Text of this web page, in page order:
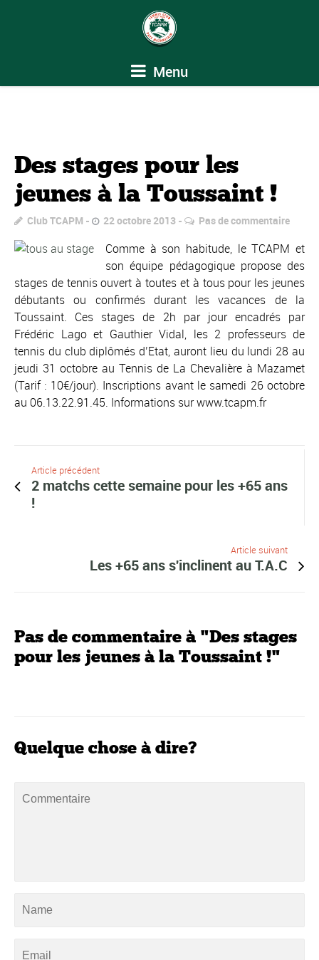
Menu
Des stages pour les
jeunes à la Toussaint !
Club TCAPM 22 octobre 2013 Pas de commentaire
Comme à son habitude, le TCAPM et
son équipe pédagogique propose des
stages de tennis ouvert à toutes et à tous pour les jeunes
débutants ou confirmés durant les vacances de la
Toussaint. Ces stages de 2h par jour encadrés par
Frédéric Lago et Gauthier Vidal, les 2 professeurs de
tennis du club diplômés d’Etat, auront lieu du lundi 28 au
jeudi 31 octobre au Tennis de La Chevalière à Mazamet
(Tarif : 10€/jour). Inscriptions avant le samedi 26 octobre
au 06.13.22.91.45. Informations sur www.tcapm.fr
Article précédent
2 matchs cette semaine pour les +65 ans
!
Article suivant
Les +65 ans s'inclinent au T.A.C
Pas de commentaire à "Des stages
pour les jeunes à la Toussaint !"
Quelque chose à dire?